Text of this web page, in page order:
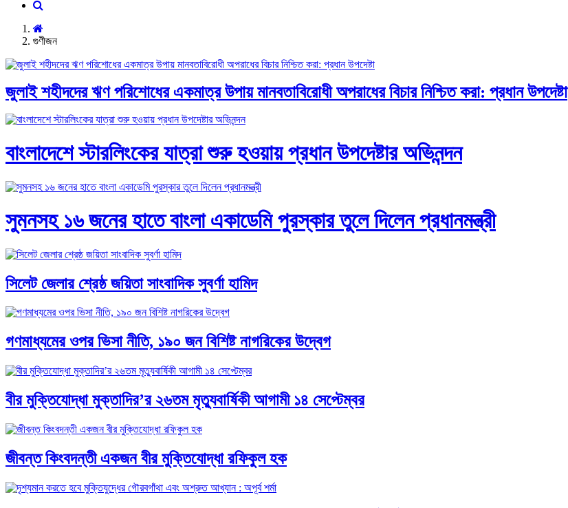
গুণীজন
জুলাই শহীদদের ঋণ পরিশোধের একমাত্র উপায় মানবতাবিরোধী অপরাধের বিচার নিশ্চিত করা: প্রধান উপদেষ্টা
বাংলাদেশে স্টারলিংকের যাত্রা শুরু হওয়ায় প্রধান উপদেষ্টার অভিনন্দন
সুমনসহ ১৬ জনের হাতে বাংলা একাডেমি পুরস্কার তুলে দিলেন প্রধানমন্ত্রী
সিলেট জেলার শ্রেষ্ঠ জয়িতা সাংবাদিক সুবর্ণা হামিদ
গণমাধ্যমের ওপর ভিসা নীতি, ১৯০ জন বিশিষ্ট নাগরিকের উদ্বেগ
বীর মুক্তিযোদ্ধা মুক্তাদির’র ২৬তম মৃত্যুবার্ষিকী আগামী ১৪ সেপ্টেম্বর
জীবন্ত কিংবদন্তী একজন বীর মুক্তিযোদ্ধা রফিকুল হক